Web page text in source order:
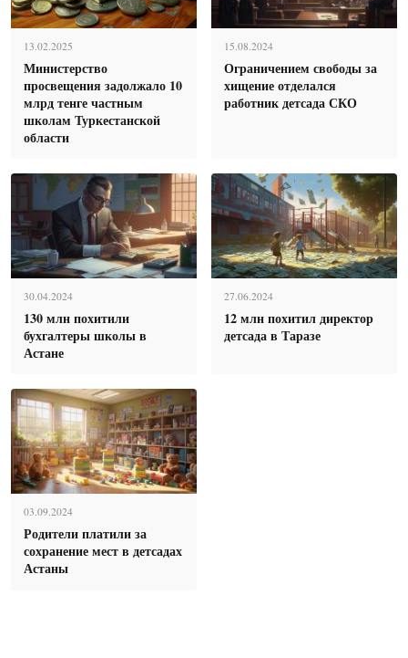
13.02.2025
Министерство
просвещения задолжало 10
млрд тенге частным
школам Туркестанской
области
15.08.2024
Ограничением свободы за
хищение отделался
работник детсада СКО
30.04.2024
130 млн похитили
бухгалтеры школы в
Астане
27.06.2024
12 млн похитил директор
детсада в Таразе
03.09.2024
Родители платили за
сохранение мест в детсадах
Астаны